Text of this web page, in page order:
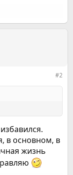
#2
в основном, в
жизнь